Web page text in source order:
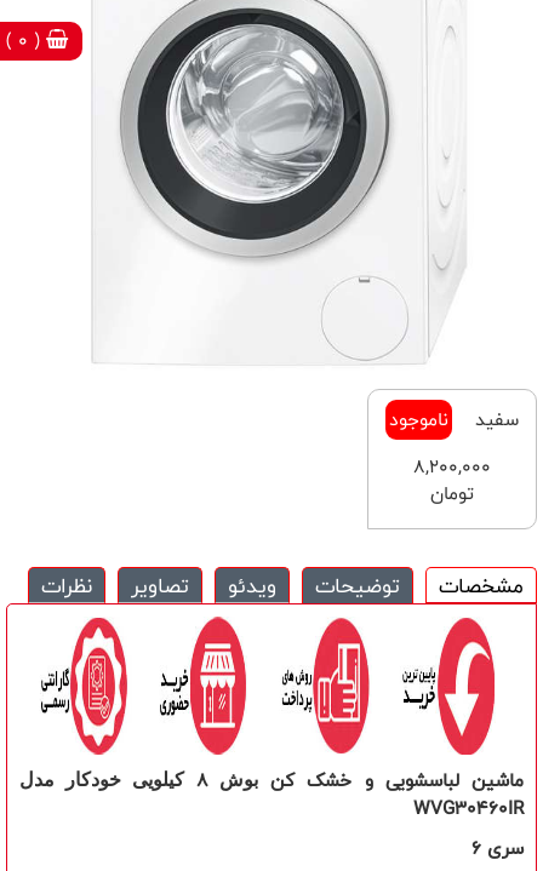
( 0 )
سفید
ناموجود
8,200,000
تومان
مشخصات توضیحات ویدئو تصاویر نظرات
ماشین لباسشوییو خشک کنبوش8 کیلویی خودکار مدل
WVG30460IR
سری 6